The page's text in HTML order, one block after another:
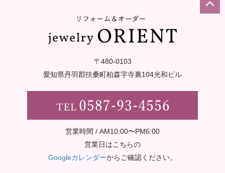
〒480-0103
愛知県丹羽郡扶桑町柏森字寺裏104光和ビル
営業時間 / AM10:00〜PM6:00
営業日はこちらの
Googleカレンダーからご確認ください。